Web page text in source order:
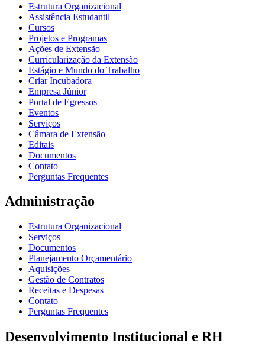
Estrutura Organizacional
Assistência Estudantil
Cursos
Projetos e Programas
Ações de Extensão
Curricularização da Extensão
Estágio e Mundo do Trabalho
Criar Incubadora
Empresa Júnior
Portal de Egressos
Eventos
Serviços
Câmara de Extensão
Editais
Documentos
Contato
Perguntas Frequentes
Administração
Estrutura Organizacional
Serviços
Documentos
Planejamento Orçamentário
Aquisições
Gestão de Contratos
Receitas e Despesas
Contato
Perguntas Frequentes
Desenvolvimento Institucional e RH